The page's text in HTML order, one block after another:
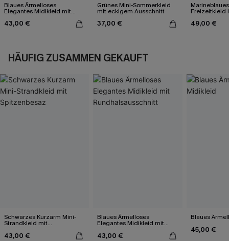
Blaues Ärmelloses
Elegantes Midikleid mit
Rundhalsausschnitt
43,00 €
Grünes Mini-Sommerkleid
mit eckigem Ausschnitt
37,00 €
Freizeitkleid
49,00 €
HÄUFIG ZUSAMMEN GEKAUFT
Schwarzes Kurzarm Mini-
Strandkleid mit
43,00 €
Blaues Ärmelloses
Elegantes Midikleid mit
43,00 €
Blaues
45,00 €